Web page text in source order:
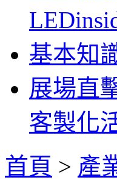
基本知
展場直
客製化
首頁 > 產